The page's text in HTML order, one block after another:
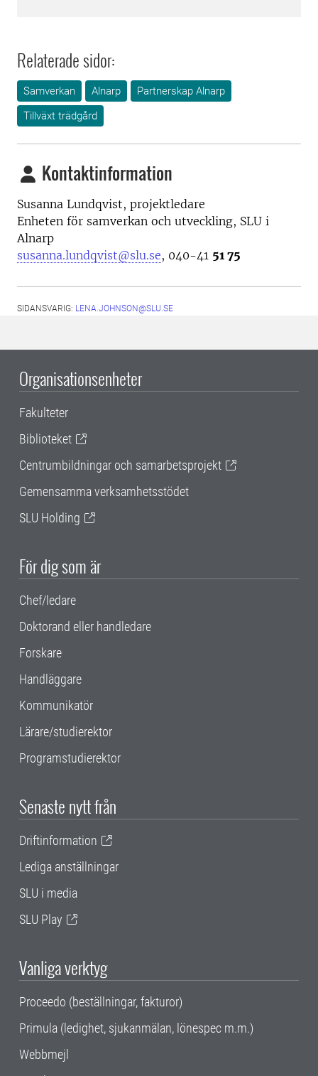
Relaterade sidor:
Samverkan Alnarp
Partnerskap Alnarp
Tillväxt trädgård
Kontaktinformation
Susanna Lundqvist, projektledare
Enheten för samverkan och utveckling, SLU i
Alnarp
susanna.lundqvist@slu.se, 040-41 51 75
SIDANSVARIG: LENA.JOHNSON@SLU.SE
Organisationsenheter
Fakulteter
Biblioteket
Centrumbildningar och samarbetsprojekt
Gemensamma verksamhetsstödet
SLU Holding
För dig som är
Chef/ledare
Doktorand eller handledare
Forskare
Handläggare
Kommunikatör
Lärare/studierektor
Programstudierektor
Senaste nytt från
Driftinformation
Lediga anställningar
SLU i media
SLU Play
Vanliga verktyg
Proceedo (beställningar, fakturor)
Primula (ledighet, sjukanmälan, lönespec m.m.)
Webbmejl